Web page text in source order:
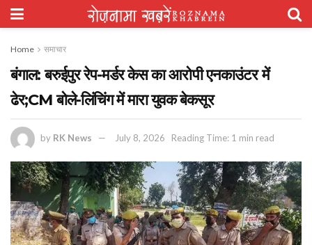
Home समाचार
बंगाल: बरुईपुर रेप-मर्डर केस का आरोपी एनकाउंटर में
ढेर;CM बोले-लिंचिंग में मारा युवक बेकसूर
by RK News July 8, 2026 Reading Time: 1 min read